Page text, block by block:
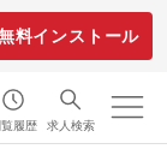
料インストール
覧履歴 求人検索